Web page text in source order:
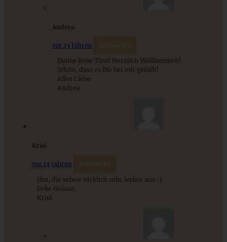
Schweizer Wurstsalat mit Käse - einfach, würzig und in 15
ZUM BEITRAG
Andrea
vor 13 Jahren Antworten
Danke liebe Tina! Herzlich Willkommen!
Schön, dass es Dir bei mir gefällt!
Alles Liebe
Andrea
Krisi
vor 13 Jahren Antworten
Hm, die sehen wirklich sehr lecker aus=)
liebe Grüsse,
Krisi